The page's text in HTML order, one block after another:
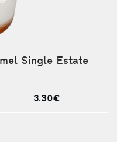
Single Estate
3.30€